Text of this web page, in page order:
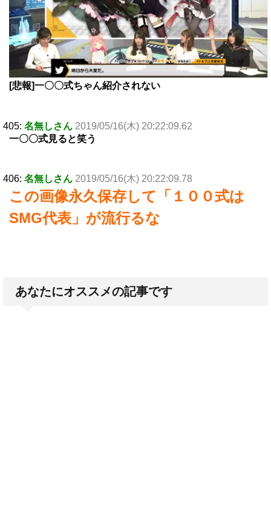
[悲報]一〇〇式ちゃん紹介されない
405: 名無しさん 2019/05/16(木) 20:22:09.62
一〇〇式見ると笑う
406: 名無しさん 2019/05/16(木) 20:22:09.78
この画像永久保存して「１００式は
SMG代表」が流行るな
あなたにオススメの記事です